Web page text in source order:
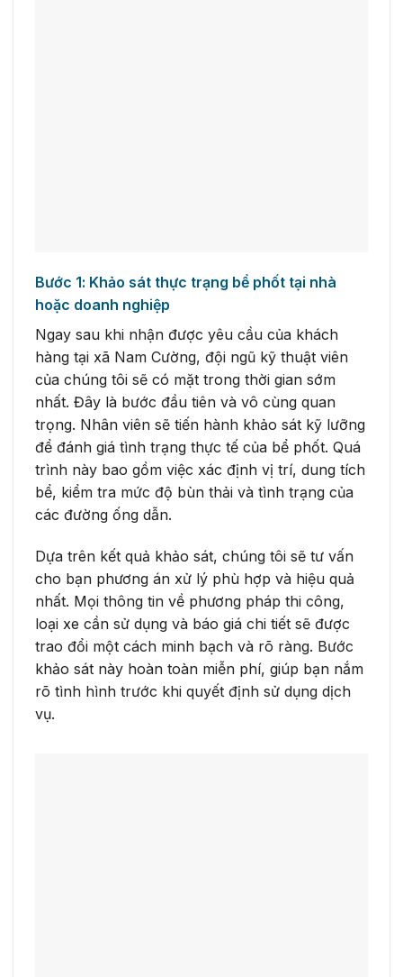
Bước 1: Khảo sát thực trạng bể phốt tại nhà
hoặc doanh nghiệp
Ngay sau khi nhận được yêu cầu của khách
hàng tại xã Nam Cường, đội ngũ kỹ thuật viên
của chúng tôi sẽ có mặt trong thời gian sớm
nhất. Đây là bước đầu tiên và vô cùng quan
trọng. Nhân viên sẽ tiến hành khảo sát kỹ lưỡng
để đánh giá tình trạng thực tế của bể phốt. Quá
trình này bao gồm việc xác định vị trí, dung tích
bể, kiểm tra mức độ bùn thải và tình trạng của
các đường ống dẫn.
Dựa trên kết quả khảo sát, chúng tôi sẽ tư vấn
cho bạn phương án xử lý phù hợp và hiệu quả
nhất. Mọi thông tin về phương pháp thi công,
loại xe cần sử dụng và báo giá chi tiết sẽ được
trao đổi một cách minh bạch và rõ ràng. Bước
khảo sát này hoàn toàn miễn phí, giúp bạn nắm
rõ tình hình trước khi quyết định sử dụng dịch
vụ.